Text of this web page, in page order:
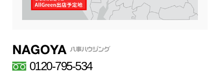
0120-795-534